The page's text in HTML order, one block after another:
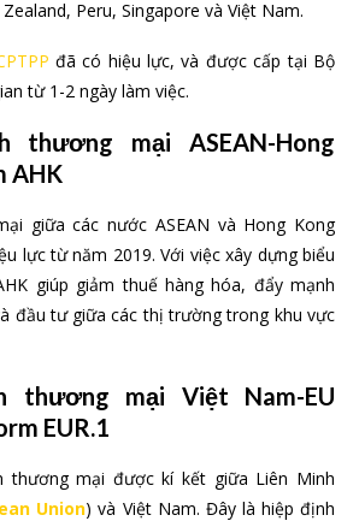
Peru, Singapore và Việt Nam.
đã có hiệu lực, và được cấp tại Bộ
từ 1-2 ngày làm việc.
thương mại ASEAN-Hong
AHK
giữa các nước ASEAN và Hong Kong
lực từ năm 2019. Với việc xây dựng biểu
giúp giảm thuế hàng hóa, đẩy mạnh
đầu tư giữa các thị trường trong khu vực
thương mại Việt Nam-EU
EUR.1
thương mại được kí kết giữa Liên Minh
Union) và Việt Nam. Đây là hiệp định